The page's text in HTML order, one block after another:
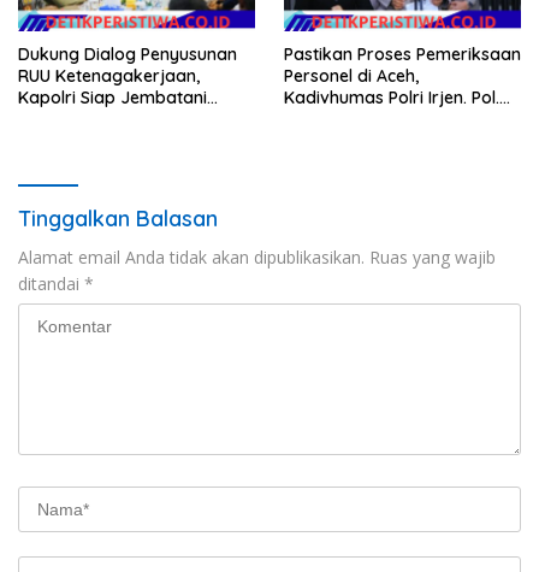
Dukung Dialog Penyusunan
RUU Ketenagakerjaan,
Kapolri Siap Jembatani
Pastikan Proses Pemeriksaan
Personel di Aceh,
Kadivhumas Polri Irjen. Pol.
Tinggalkan Balasan
Alamat email Anda tidak akan dipublikasikan. Ruas yang wajib
ditandai *